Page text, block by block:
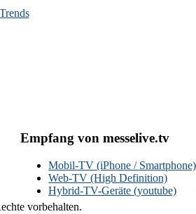
Empfang von messelive.tv
Mobil-TV (iPhone / Smartphone)
Web-TV (High Definition)
Hybrid-TV-Geräte (youtube)
vorbehalten.